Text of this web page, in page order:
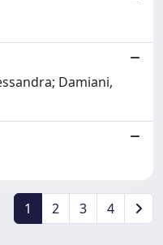
Damiani,
1 2 3 4